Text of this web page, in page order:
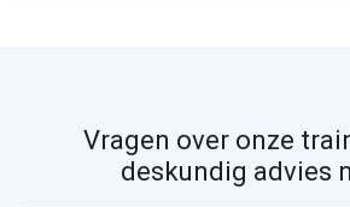
Vragen over onze
deskundig advies